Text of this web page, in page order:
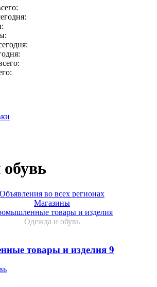
Объявления во всех регионах
Магазины
товары и изделия
Одежда и обувь
товары и изделия 9